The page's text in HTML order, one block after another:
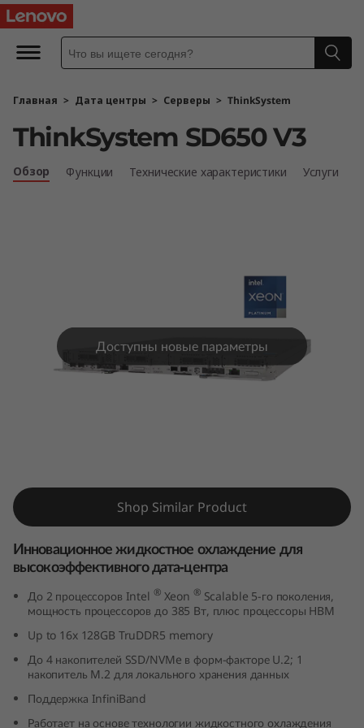
L
n
o
o
e
m
D
5
Главная > Дата центры > Серверы > ThinkSystem
ThinkSystem SD650 V3
Обзор Функции Технические характеристики Услуги
Доступны новые параметры
Shop Similar Product
Инновационное жидкостное охлаждение для
высокоэффективного дата-центра
До 2 процессоров Intel ® Xeon ® Scalable 5-го поколения,
мощность процессоров до 385 Вт, плюс процессоры HBM
Up to 16x 128GB TruDDR5 memory
До 4 накопителей SSD/NVMe в форм-факторе U.2; 1
накопитель M.2 для локального хранения данных
Поддержка InfiniBand
Работает на основе технологии жидкостного охлаждения